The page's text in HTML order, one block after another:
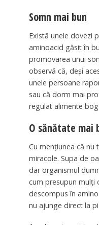
Somn mai bun
Există unele dovezi
aminoacid găsit în
promovarea unui
observă că, deși
unele persoane
sau că dorm mai
regulat alimente
O sănătate mai
Cu mențiunea că nu
miracole. Supa de
dar organismul
cum presupun mulți
descompus în
nu ajunge direct la